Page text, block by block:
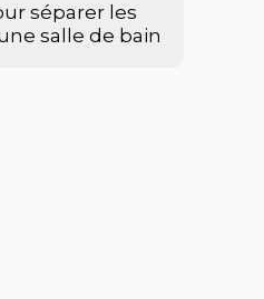
séparer les
salle de bain